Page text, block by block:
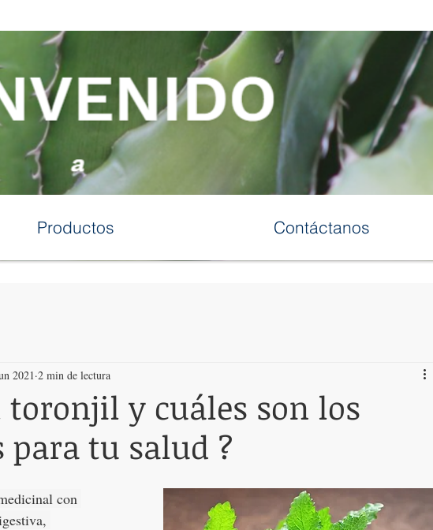
Productos Contáctanos
toronjil y cuáles son los
para tu salud ?
2021 2 min de lectura
con